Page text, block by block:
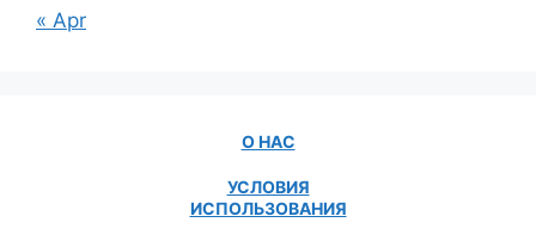
« Apr
О НАС
УСЛОВИЯ
ИСПОЛЬЗОВАНИЯ